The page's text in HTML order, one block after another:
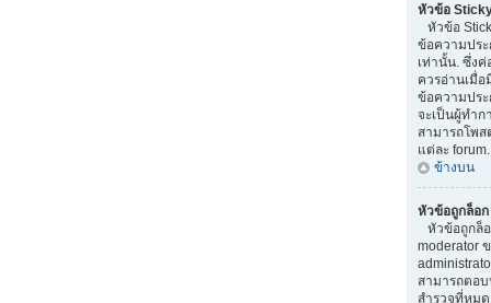
หัวข้อ
หัวข้อ
ข้อความปร
เท่านั้น. ซึ่ง
ควรอ่านเมื่อ
ข้อความประ
จะเป็นผู้ทำ
สามารถโพ
แต่ละ forum.
ข้างบน
หัวข้อถูกล็อก
หัวข้อถูกล็
moderator
สามารถตอ
สำรวจที่หม